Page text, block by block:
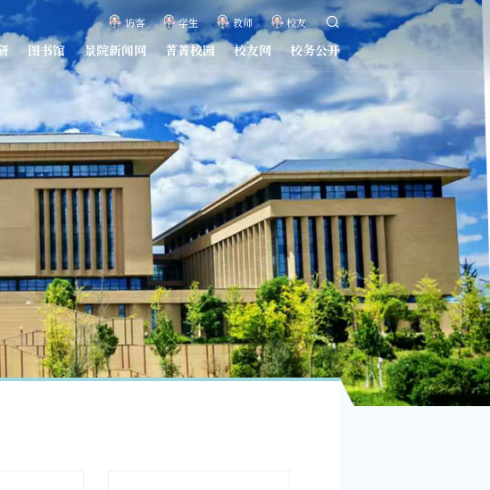
访客 学生 教师 校友
图书馆 景院新闻网 菁菁校园 校友网 校务公开